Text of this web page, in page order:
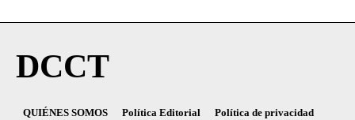
DCCT
QUIÉNES SOMOS Política Editorial Política de privacidad